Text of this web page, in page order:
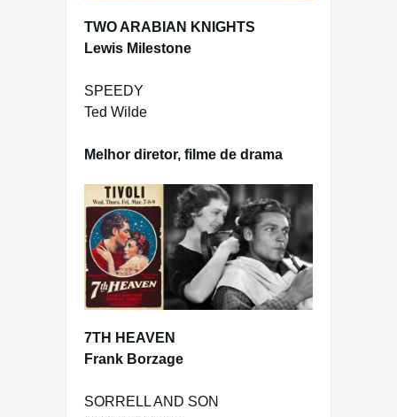
TWO ARABIAN KNIGHTS
Lewis Milestone
SPEEDY
Ted Wilde
Melhor diretor, filme de drama
7TH HEAVEN
Frank Borzage
SORRELL AND SON